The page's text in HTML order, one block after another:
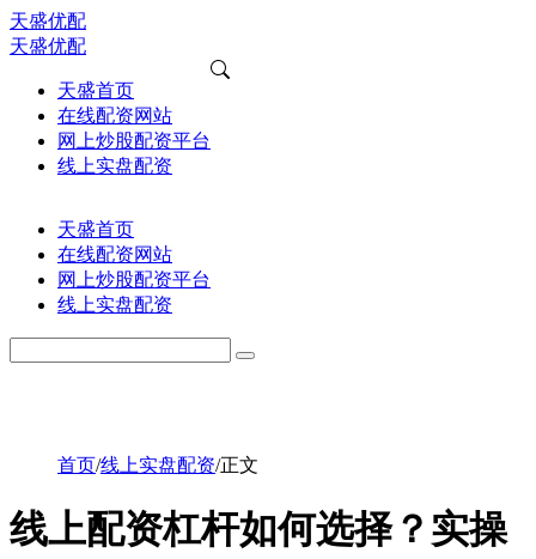
天盛优配
天盛优配
天盛首页
在线配资网站
网上炒股配资平台
线上实盘配资
天盛首页
在线配资网站
网上炒股配资平台
线上实盘配资
首页/线上实盘配资/正文
线上配资杠杆如何选择？实操